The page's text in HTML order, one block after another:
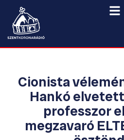
Cionista
Hankó
professzor
megzavaró